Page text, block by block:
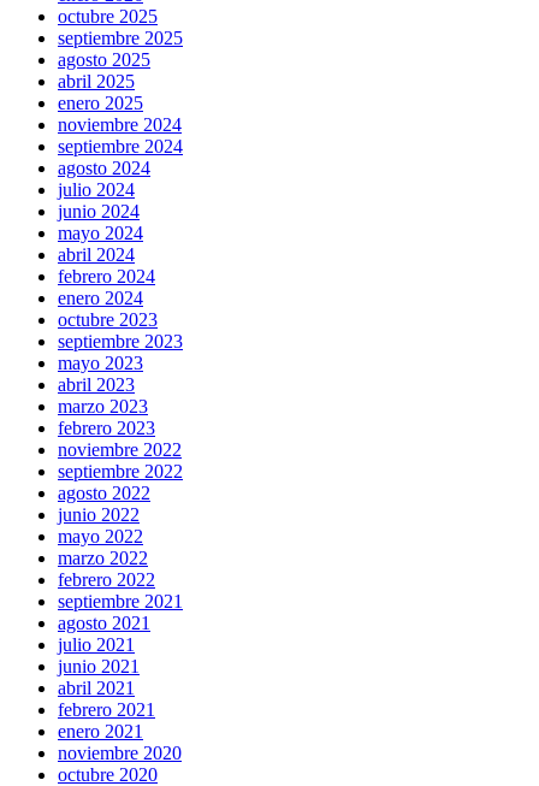
octubre 2025
septiembre 2025
agosto 2025
abril 2025
enero 2025
noviembre 2024
septiembre 2024
agosto 2024
julio 2024
junio 2024
mayo 2024
abril 2024
febrero 2024
enero 2024
octubre 2023
septiembre 2023
mayo 2023
abril 2023
marzo 2023
febrero 2023
noviembre 2022
septiembre 2022
agosto 2022
junio 2022
mayo 2022
marzo 2022
febrero 2022
septiembre 2021
agosto 2021
julio 2021
junio 2021
abril 2021
febrero 2021
enero 2021
noviembre 2020
octubre 2020